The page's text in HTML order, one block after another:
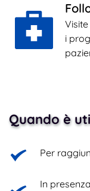
i
Quando è
Per
In